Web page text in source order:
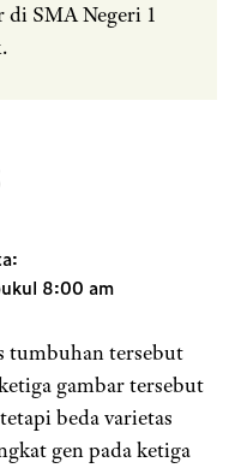
di SMA Negeri 1
8:00 am
tumbuhan tersebut
gambar tersebut
beda varietas
gen pada ketiga